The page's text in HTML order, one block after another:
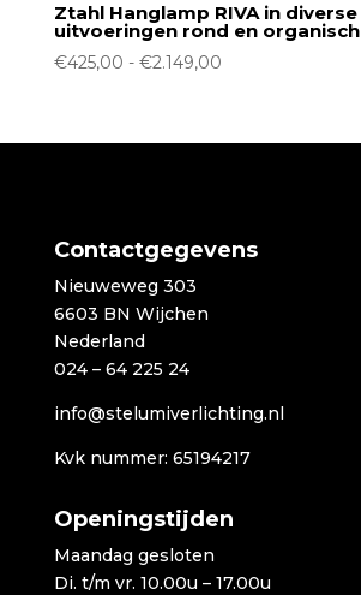
Ztahl Hanglamp RIVA in diverse
uitvoeringen rond en organisch
€425,00 - €2.149,00Prijsklasse:
€2.149,00
Contactgegevens
Nieuweweg 303
6603 BN Wijchen
Nederland
024 – 64 225 24
info@stelumiverlichting.nl
Kvk nummer: 65194217
Openingstijden
Maandag gesloten
Di. t/m vr. 10.00u – 17.00u